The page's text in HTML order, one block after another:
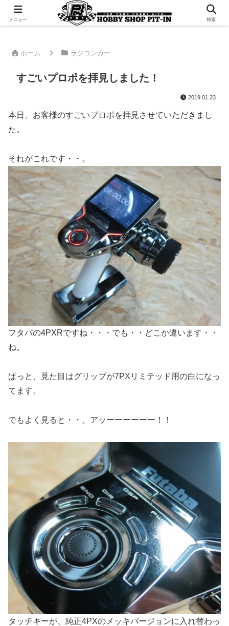
千葉県君津市でラジコンやプラモデルを販売。 ピットインのウェブサイトです
ホーム ラジコンカー
すごいプロポを拝見しました！
2019.01.23
本日、お客様のすごいプロポを拝見させていただきまし
た。
それがこれです・・。
フタバの4PXRですね・・・でも・・どこか違います・・
ね。
ぱっと、見た目はグリップが7PXリミテッド用の白になっ
てます。
でもよく見ると・・。アッーーーーーー！！
タッチキーが、純正4PXのメッキバージョンに入れ替わっ
メニュー 検索